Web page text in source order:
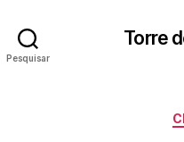
Pesquisar
Torre